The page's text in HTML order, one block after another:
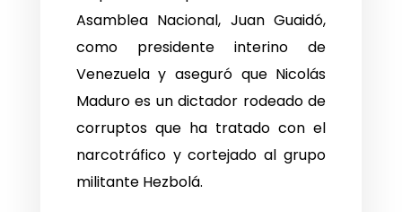
Asamblea Nacional, Juan Guaidó,
como presidente interino de
Venezuela y aseguró que Nicolás
Maduro es un dictador rodeado de
corruptos que ha tratado con el
narcotráfico y cortejado al grupo
militante Hezbolá.